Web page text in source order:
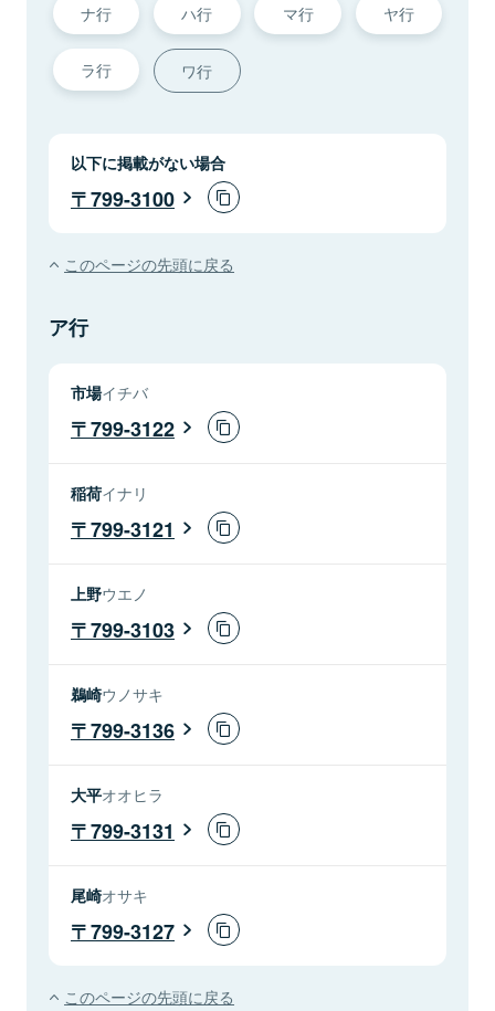
ナ行 ハ行 マ行 ヤ行
ラ行 ワ行
以下に掲載がない場合
799-3100
このページの先頭に戻る
ア行
市場イチバ
799-3122
稲荷イナリ
799-3121
上野ウエノ
799-3103
鵜崎ウノサキ
799-3136
大平オオヒラ
799-3131
尾崎オサキ
799-3127
このページの先頭に戻る